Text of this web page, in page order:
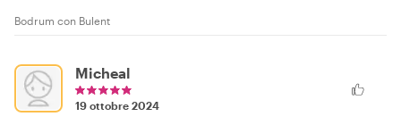
Bodrum con Bulent
Micheal
19 ottobre 2024